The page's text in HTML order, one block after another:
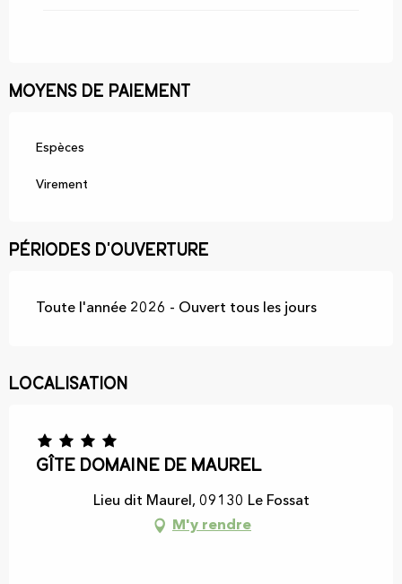
Moyens de paiement
Espèces
Virement
Périodes d'ouverture
Toute l'année 2026 - Ouvert tous les jours
Localisation
Gîte Domaine de Maurel
Lieu dit Maurel, 09130 Le Fossat
M'y rendre